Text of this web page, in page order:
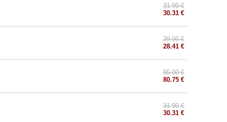
31.90 €
30.31 €
29.90 €
28.41 €
85.00 €
80.75 €
31.90 €
30.31 €